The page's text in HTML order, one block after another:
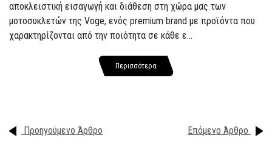
αποκλειστική εισαγωγή και διάθεση στη χώρα μας των
μοτοσυκλετών της Voge, ενός premium brand με προϊόντα που
χαρακτηρίζονται από την ποιότητα σε κάθε ε...
Περισσότερα
Προηγούμενο Άρθρο Επόμενο Άρθρο